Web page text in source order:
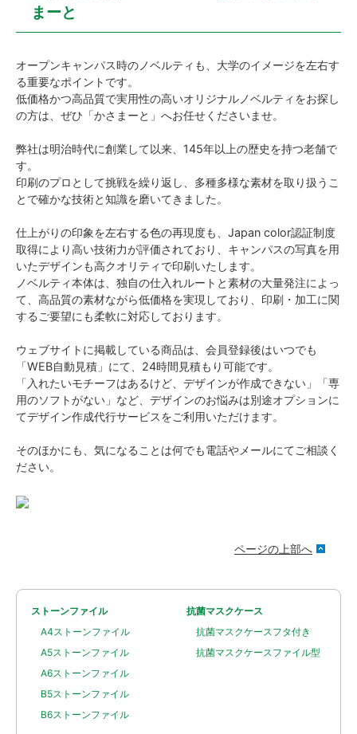
まーと
オープンキャンパス時のノベルティも、大学のイメージを左右す
る重要なポイントです。
低価格かつ高品質で実用性の高いオリジナルノベルティをお探し
の方は、ぜひ「かさまーと」へお任せくださいませ。
弊社は明治時代に創業して以来、145年以上の歴史を持つ老舗で
す。
印刷のプロとして挑戦を繰り返し、多種多様な素材を取り扱うこ
とで確かな技術と知識を磨いてきました。
仕上がりの印象を左右する色の再現度も、Japan color認証制度
取得により高い技術力が評価されており、キャンパスの写真を用
いたデザインも高クオリティで印刷いたします。
ノベルティ本体は、独自の仕入れルートと素材の大量発注によっ
て、高品質の素材ながら低価格を実現しており、印刷・加工に関
するご要望にも柔軟に対応しております。
ウェブサイトに掲載している商品は、会員登録後はいつでも
「WEB自動見積」にて、24時間見積もり可能です。
「入れたいモチーフはあるけど、デザインが作成できない」「専
用のソフトがない」など、デザインのお悩みは別途オプションに
てデザイン作成代行サービスをご利用いただけます。
そのほかにも、気になることは何でも電話やメールにてご相談く
ださい。
ページの上部へ
ストーンファイル
A4ストーンファイル
A5ストーンファイル
A6ストーンファイル
B5ストーンファイル
B6ストーンファイル
抗菌マスクケース
抗菌マスクケースフタ付き
抗菌マスクケースファイル型